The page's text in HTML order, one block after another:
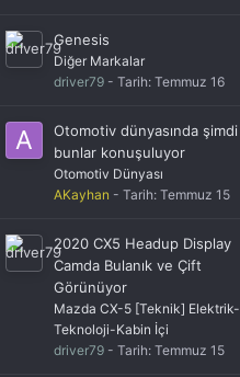
Genesis
Diğer Markalar
driver79 - Tarih: Temmuz 16
Otomotiv dünyasında şimdi
bunlar konuşuluyor
Otomotiv Dünyası
AKayhan - Tarih: Temmuz 15
2020 CX5 Headup Display
Camda Bulanık ve Çift
Görünüyor
Mazda CX-5 [Teknik] Elektrik-
Teknoloji-Kabin İçi
driver79 - Tarih: Temmuz 15